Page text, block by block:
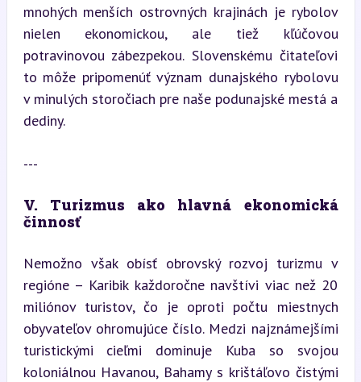
mnohých menších ostrovných krajinách je rybolov
nielen ekonomickou, ale tiež kľúčovou
potravinovou zábezpekou. Slovenskému čitateľovi
to môže pripomenúť význam dunajského rybolovu
v minulých storočiach pre naše podunajské mestá a
dediny.
---
V. Turizmus ako hlavná ekonomická
činnosť
Nemožno však obísť obrovský rozvoj turizmu v
regióne – Karibik každoročne navštívi viac než 20
miliónov turistov, čo je oproti počtu miestnych
obyvateľov ohromujúce číslo. Medzi najznámejšími
turistickými cieľmi dominuje Kuba so svojou
koloniálnou Havanou, Bahamy s krištáľovo čistými